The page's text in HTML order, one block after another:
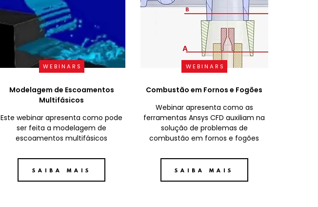
WEBINARS
Modelagem de Escoamentos
Multifásicos
Este webinar apresenta como pode
ser feita a modelagem de
escoamentos multifásicos
SAIBA MAIS
WEBINARS
Combustão em Fornos e Fogões
Webinar apresenta como as
ferramentas Ansys CFD auxiliam na
solução de problemas de
combustão em fornos e fogões
SAIBA MAIS